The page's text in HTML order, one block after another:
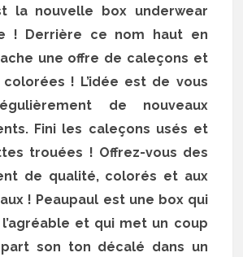
la nouvelle box underwear
! Derrière ce nom haut en
une offre de caleçons et
! L’idée est de vous
de nouveaux
Fini les caleçons usés et
trouées ! Offrez-vous des
de qualité, colorés et aux
! Peaupaul est une box qui
et qui met un coup
son ton décalé dans un